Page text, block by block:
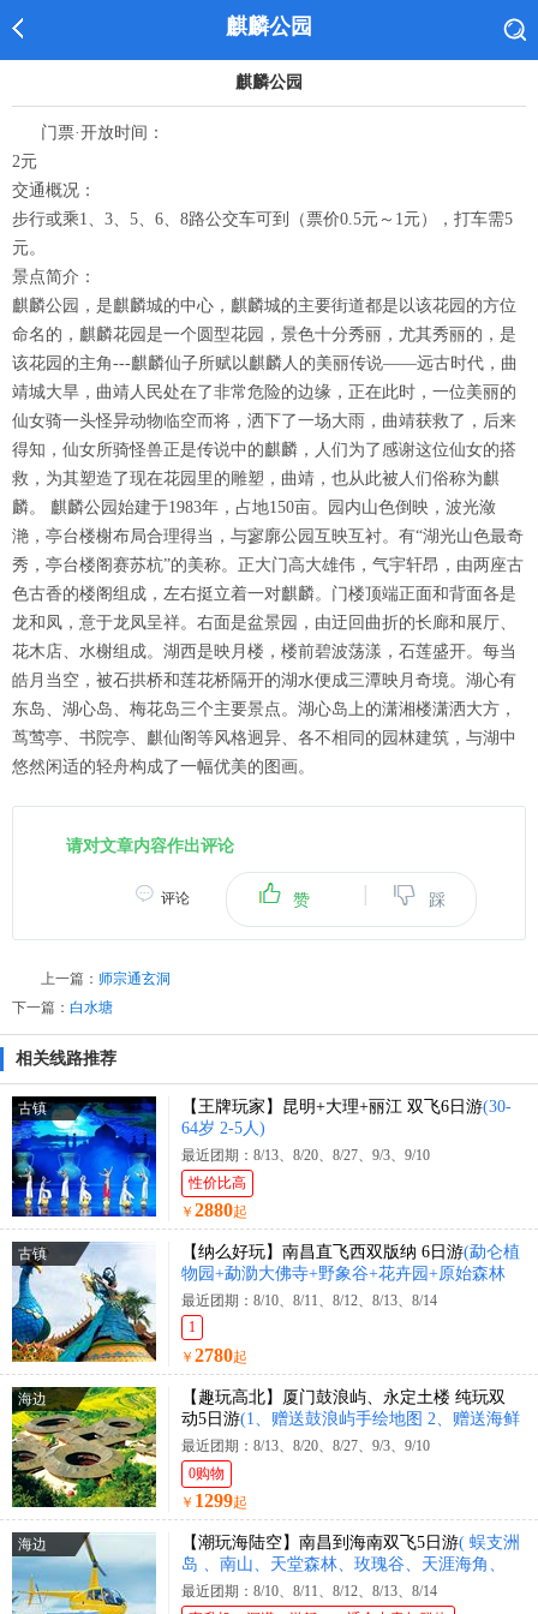
麒麟公园
麒麟公园
门票·开放时间：
2元
交通概况：
步行或乘1、3、5、6、8路公交车可到（票价0.5元～1元），打车需5
元。
景点简介：
麒麟公园，是麒麟城的中心，麒麟城的主要街道都是以该花园的方位
命名的，麒麟花园是一个圆型花园，景色十分秀丽，尤其秀丽的，是
该花园的主角---麒麟仙子所赋以麒麟人的美丽传说――远古时代，曲
靖城大旱，曲靖人民处在了非常危险的边缘，正在此时，一位美丽的
仙女骑一头怪异动物临空而将，洒下了一场大雨，曲靖获救了，后来
得知，仙女所骑怪兽正是传说中的麒麟，人们为了感谢这位仙女的搭
救，为其塑造了现在花园里的雕塑，曲靖，也从此被人们俗称为麒
麟。 麒麟公园始建于1983年，占地150亩。园内山色倒映，波光潋
滟，亭台楼榭布局合理得当，与寥廓公园互映互衬。有“湖光山色最奇
秀，亭台楼阁赛苏杭”的美称。正大门高大雄伟，气宇轩昂，由两座古
色古香的楼阁组成，左右挺立着一对麒麟。门楼顶端正面和背面各是
龙和凤，意于龙凤呈祥。右面是盆景园，由迂回曲折的长廊和展厅、
花木店、水榭组成。湖西是映月楼，楼前碧波荡漾，石莲盛开。每当
皓月当空，被石拱桥和莲花桥隔开的湖水便成三潭映月奇境。湖心有
东岛、湖心岛、梅花岛三个主要景点。湖心岛上的潇湘楼潇洒大方，
茑莺亭、书院亭、麒仙阁等风格迥异、各不相同的园林建筑，与湖中
悠然闲适的轻舟构成了一幅优美的图画。
请对文章内容作出评论
赞 踩
评论
上一篇： 师宗通玄洞
下一篇： 白水塘
相关线路推荐
古镇 【王牌玩家】昆明+大理+丽江 双飞6日游(30-
64岁 2-5人)
最近团期：8/13、8/20、8/27、9/3、9/10
性价比高
￥ 2880起
古镇 【纳么好玩】南昌直飞西双版纳 6日游(勐仑植
物园+勐泐大佛寺+野象谷+花卉园+原始森林
公园+花卉园+曼迈集市+星光夜市)
最近团期：8/10、8/11、8/12、8/13、8/14
1
￥ 2780起
海边
【趣玩高北】厦门鼓浪屿、永定土楼 纯玩双
动5日游(1、赠送鼓浪屿手绘地图 2、赠送海鲜
大咖锅)
最近团期：8/13、8/20、8/27、9/3、9/10
0购物
￥ 1299起
海边 【潮玩海陆空】南昌到海南双飞5日游( 蜈支洲
岛 、南山、天堂森林、玫瑰谷、天涯海角、
直升机体验、豪华游艇出海 )
最近团期：8/10、8/11、8/12、8/13、8/14